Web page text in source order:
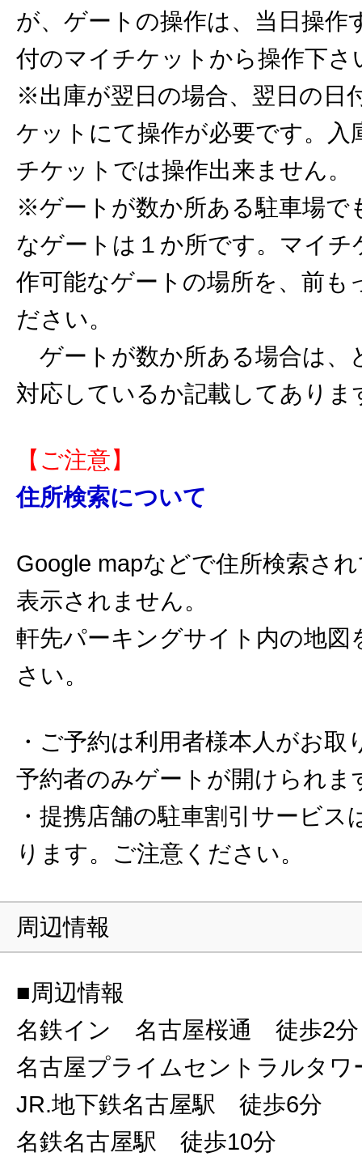
が、ゲートの操作は、当日操作
付のマイチケットから操作下さ
※出庫が翌日の場合、翌日の日
ケットにて操作が必要です。入
チケットでは操作出来ません。
※ゲートが数か所ある駐車場で
なゲートは１か所です。マイチ
作可能なゲートの場所を、前も
ださい。
ゲートが数か所ある場合は、
対応しているか記載してありま
【ご注意】
住所検索について
Google mapなどで住所検索さ
表示されません。
軒先パーキングサイト内の地図
さい。
・ご予約は利用者様本人がお取
予約者のみゲートが開けられま
・提携店舗の駐車割引サービス
ります。ご注意ください。
周辺情報
■周辺情報
名鉄イン 名古屋桜通 徒歩2分
名古屋プライムセントラルタ
JR.地下鉄名古屋駅 徒歩6分
名鉄名古屋駅 徒歩10分